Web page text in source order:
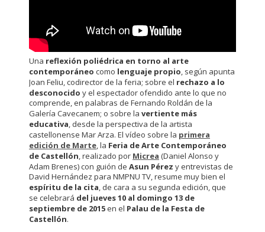
Una reflexión poliédrica en torno al arte
contemporáneo como lenguaje propio, según apunta
Joan Feliu, codirector de la feria; sobre el rechazo a lo
desconocido y el espectador ofendido ante lo que no
comprende, en palabras de Fernando Roldán de la
Galería Cavecanem; o sobre la vertiente más
educativa, desde la perspectiva de la artista
castellonense Mar Arza. El vídeo sobre la primera
edición de Marte, la Feria de Arte Contemporáneo
de Castellón, realizado por Micrea (Daniel Alonso y
Adam Brenes) con guión de Asun Pérez y entrevistas de
David Hernández para NMPNU TV, resume muy bien el
espíritu de la cita, de cara a su segunda edición, que
se celebrará del jueves 10 al domingo 13 de
septiembre de 2015 en el Palau de la Festa de
Castellón.